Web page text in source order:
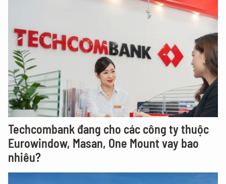
Techcombank đang cho các công ty thuộc
Eurowindow, Masan, One Mount vay bao
nhiêu?